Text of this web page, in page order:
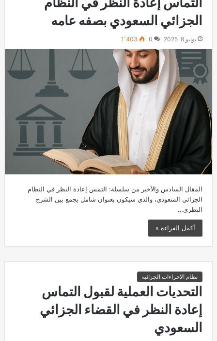
الجزائي السعودي بصفه عامه
يونيو 8, 2025 0 1٬403
المقال السادس والأخير من سلسلة: التمس إعادة النظر في النظام
الجزائي السعودي، والذي سيكون بعنوان شامل يجمع بين الشرح
النظري…
أكمل القراءة »
نظام الاجراءات الجزائيه
التحديات العملية لقبول التماس
إعادة النظر في القضاء الجزائي
السعودي